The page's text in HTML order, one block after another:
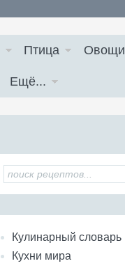
Птица Овощи
Ещё...
Кулинарный словарь
Кухни мира